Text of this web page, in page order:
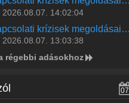
2026.08.07. 14:02:04
krízisek megoldásai és erős női karakterek a XXI. században
2026.08.07. 13:03:38
régebbi adásokhoz
07
mindenkinek
Szentolvasó imádkozása